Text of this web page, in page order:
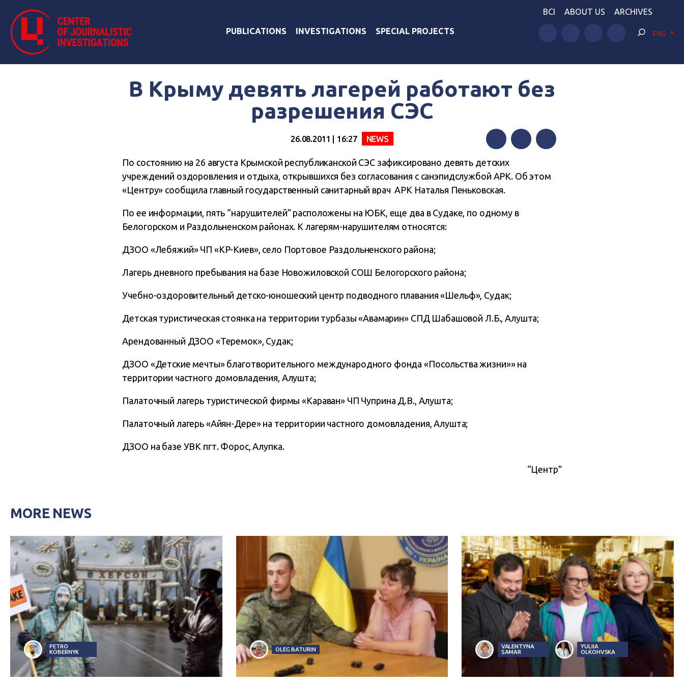
PUBLICATIONS INVESTIGATIONS SPECIAL PROJECTS
BCI ABOUT US ARCHIVES
ENG
В Крыму девять лагерей работают без
разрешения СЭС
26.08.2011 | 16:27 NEWS
Facebook
По состоянию на 26 августа Крымской республиканской СЭС зафиксировано девять детских
учреждений оздоровления и отдыха, открывшихся без согласования с санэпидслужбой АРК. Об этом
«Центру» сообщила главный государственный санитарный врач АРК Наталья Пеньковская.
По ее информации, пять “нарушителей” расположены на ЮБК, еще два в Судаке, по одному в
Белогорском и Раздольненском районах. К лагерям-нарушителям относятся:
ДЗОО «Лебяжий» ЧП «КР-Киев», село Портовое Раздольненского района;
Лагерь дневного пребывания на базе Новожиловской СОШ Белогорского района;
Учебно-оздоровительный детско-юношеский центр подводного плавания «Шельф», Судак;
Детская туристическая стоянка на территории турбазы «Авамарин» СПД Шабашовой Л.Б., Алушта;
Арендованный ДЗОО «Теремок», Судак;
ДЗОО «Детские мечты» благотворительного международного фонда «Посольства жизни»» на
территории частного домовладения, Алушта;
Палаточный лагерь туристической фирмы «Караван» ЧП Чуприна Д.В., Алушта;
Палаточный лагерь «Айян-Дере» на территории частного домовладения, Алушта;
ДЗОО на базе УВК пгт. Форос, Алупка.
“Центр”
MORE NEWS
PETRO
KOBERNYK
OLEG BATURIN
VALENTYNA
SAMAR
YULIIA
OLKOHVSKA